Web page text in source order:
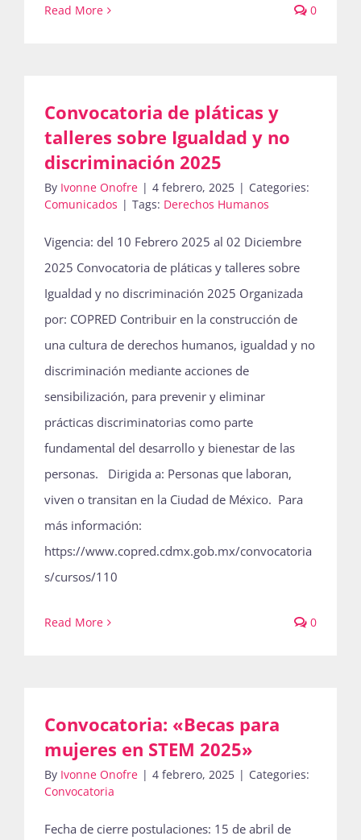
Read More 0
Convocatoria de pláticas y
talleres sobre Igualdad y no
discriminación 2025
By Ivonne Onofre | 4 febrero, 2025 | Categories:
Comunicados | Tags: Derechos Humanos
Vigencia: del 10 Febrero 2025 al 02 Diciembre
2025 Convocatoria de pláticas y talleres sobre
Igualdad y no discriminación 2025 Organizada
por: COPRED Contribuir en la construcción de
una cultura de derechos humanos, igualdad y no
discriminación mediante acciones de
sensibilización, para prevenir y eliminar
prácticas discriminatorias como parte
fundamental del desarrollo y bienestar de las
personas. Dirigida a: Personas que laboran,
viven o transitan en la Ciudad de México. Para
más información:
https://www.copred.cdmx.gob.mx/convocatoria
s/cursos/110
Read More 0
Convocatoria: «Becas para
mujeres en STEM 2025»
By Ivonne Onofre | 4 febrero, 2025 | Categories:
Convocatoria
Fecha de cierre postulaciones: 15 de abril de